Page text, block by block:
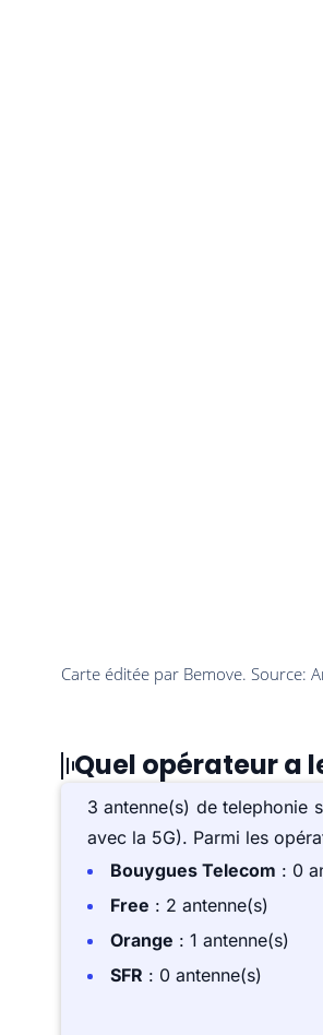
Quel opérateur a
3 antenne(s) de telephonie
avec la 5G). Parmi les
Bouygues Telecom : 0
Free : 2 antenne(s)
Orange : 1 antenne(s)
SFR : 0 antenne(s)